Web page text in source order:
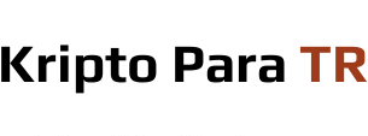
Kripto Para TR